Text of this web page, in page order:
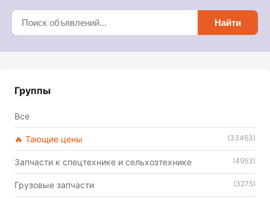
Найти
Группы
Все
🔥 Тающие цены (33463)
Запчасти к спецтехнике и сельхозтехнике (4953)
Грузовые запчасти (3275)